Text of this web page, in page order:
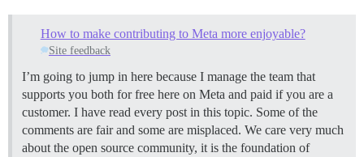
How to make contributing to Meta more enjoyable?
Site feedback
I’m going to jump in here because I manage the team that
supports you both for free here on Meta and paid if you are a
customer. I have read every post in this topic. Some of the
comments are fair and some are misplaced. We care very much
about the open source community, it is the foundation of